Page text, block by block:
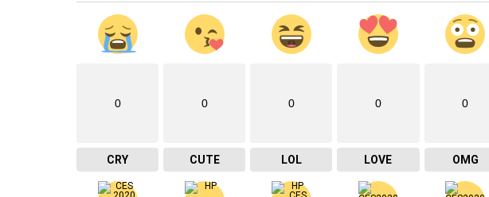
0
CRY
0
CUTE
0
LOL
0
LOVE
0
OMG